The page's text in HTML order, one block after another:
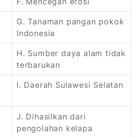
G. Tanaman pangan pokok
Indonesia
H. Sumber daya alam tidak
terbarukan
I. Daerah Sulawesi Selatan
J. Dihasilkan dari
pengolahan kelapa